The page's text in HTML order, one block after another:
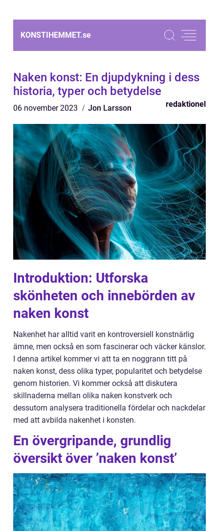
KONSTIHEMMET.se
Naken konst: En djupdykning i dess
historia, typer och betydelse
06 november 2023 Jon Larsson redaktionel
Introduktion: Utforska
skönheten och innebörden av
naken konst
Nakenhet har alltid varit en kontroversiell konstnärlig
ämne, men också en som fascinerar och väcker känslor.
I denna artikel kommer vi att ta en noggrann titt på
naken konst, dess olika typer, popularitet och betydelse
genom historien. Vi kommer också att diskutera
skillnaderna mellan olika naken konstverk och
dessutom analysera traditionella fördelar och nackdelar
med att avbilda nakenhet i konsten.
En övergripande, grundlig
översikt över ’naken konst’